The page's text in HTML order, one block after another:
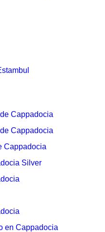
Cappadocia
Cappadocia
Cappadocia
Silver
en Cappadocia